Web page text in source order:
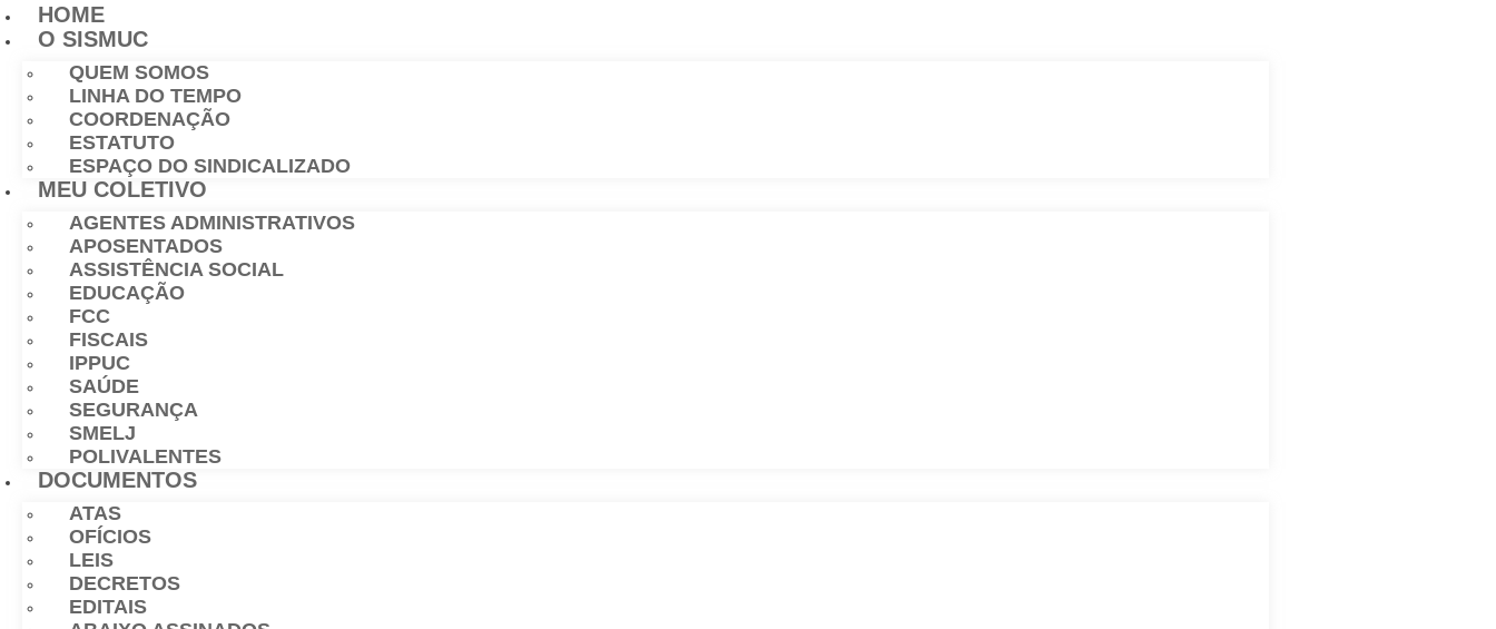
HOME
O SISMUC
QUEM SOMOS
LINHA DO TEMPO
COORDENAÇÃO
ESTATUTO
ESPAÇO DO SINDICALIZADO
MEU COLETIVO
AGENTES ADMINISTRATIVOS
APOSENTADOS
ASSISTÊNCIA SOCIAL
EDUCAÇÃO
FCC
FISCAIS
IPPUC
SAÚDE
SEGURANÇA
SMELJ
POLIVALENTES
DOCUMENTOS
ATAS
OFÍCIOS
LEIS
DECRETOS
EDITAIS